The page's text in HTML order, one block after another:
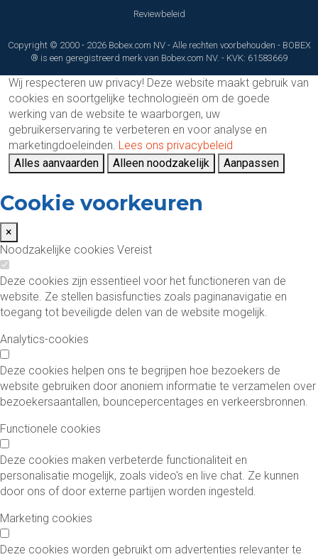
Reviewbeleid
Copyright © 2000 - 2026 Bobex.com NV - Alle rechten voorbehouden - BOBEX
® is een geregistreerd merk van Bobex.com NV. - KVK: 61583669
Wij respecteren uw privacy! Deze website maakt gebruik van
cookies en soortgelijke technologieën om de goede
werking van de website te waarborgen, uw
gebruikerservaring te verbeteren en voor analyse en
marketingdoeleinden. Lees ons privacybeleid
Alles aanvaarden
Alleen noodzakelijk Aanpassen
Cookie voorkeuren
×
Noodzakelijke cookies Vereist
Deze cookies zijn essentieel voor het functioneren van de
website. Ze stellen basisfuncties zoals paginanavigatie en
toegang tot beveiligde delen van de website mogelijk.
Analytics-cookies
Deze cookies helpen ons te begrijpen hoe bezoekers de
website gebruiken door anoniem informatie te verzamelen over
bezoekersaantallen, bouncepercentages en verkeersbronnen.
Functionele cookies
Deze cookies maken verbeterde functionaliteit en
personalisatie mogelijk, zoals video's en live chat. Ze kunnen
door ons of door externe partijen worden ingesteld.
Marketing cookies
Deze cookies worden gebruikt om advertenties relevanter te